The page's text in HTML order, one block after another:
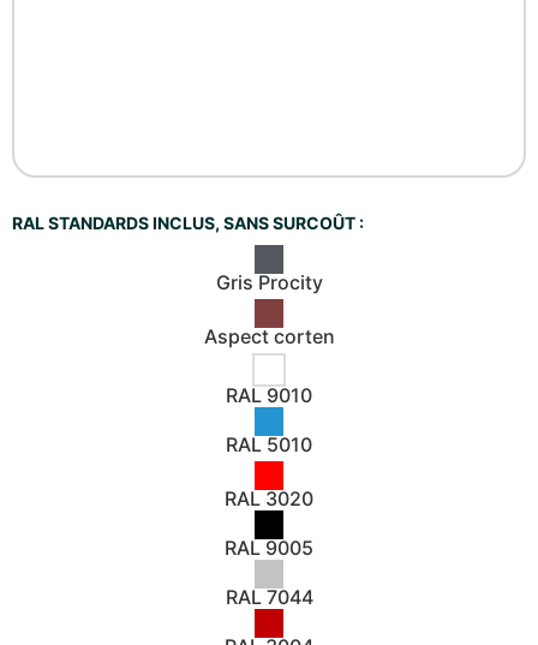
RAL STANDARDS INCLUS, SANS SURCOÛT :
Gris Procity
Aspect corten
RAL 9010
RAL 5010
RAL 3020
RAL 9005
RAL 7044